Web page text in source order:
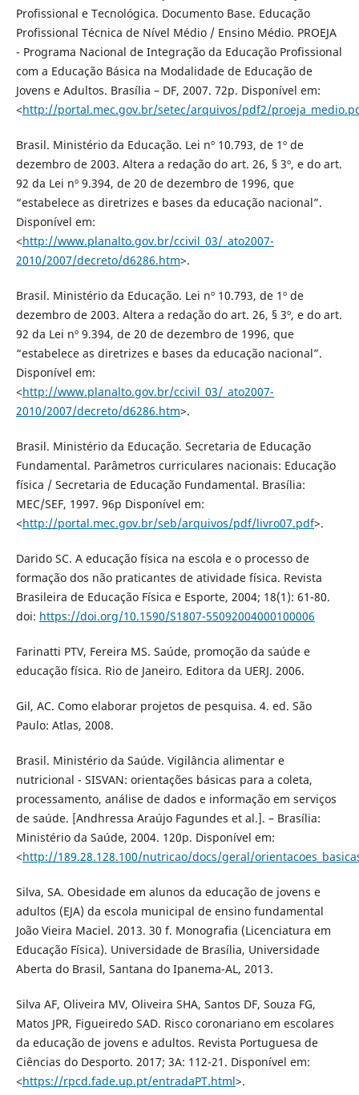
Profissional e Tecnológica. Documento Base. Educação
Profissional Técnica de Nível Médio / Ensino Médio. PROEJA
- Programa Nacional de Integração da Educação Profissional
com a Educação Básica na Modalidade de Educação de
Jovens e Adultos. Brasília – DF, 2007. 72p. Disponível em:
<http://portal.mec.gov.br/setec/arquivos/pdf2/
Brasil. Ministério da Educação. Lei nº 10.793, de 1º de
dezembro de 2003. Altera a redação do art. 26, § 3º, e do art.
92 da Lei nº 9.394, de 20 de dezembro de 1996, que
“estabelece as diretrizes e bases da educação nacional”.
Disponível em:
<http://www.planalto.gov.br/ccivil_03/_ato2007-
2010/2007/decreto/d6286.htm>.
Brasil. Ministério da Educação. Lei nº 10.793, de 1º de
dezembro de 2003. Altera a redação do art. 26, § 3º, e do art.
92 da Lei nº 9.394, de 20 de dezembro de 1996, que
“estabelece as diretrizes e bases da educação nacional”.
Disponível em:
<http://www.planalto.gov.br/ccivil_03/_ato2007-
2010/2007/decreto/d6286.htm>.
Brasil. Ministério da Educação. Secretaria de Educação
Fundamental. Parâmetros curriculares nacionais: Educação
física / Secretaria de Educação Fundamental. Brasília:
MEC/SEF, 1997. 96p Disponível em:
<http://portal.mec.gov.br/seb/arquivos/pdf/livro07.pdf>.
Darido SC. A educação física na escola e o processo de
formação dos não praticantes de atividade física. Revista
Brasileira de Educação Física e Esporte, 2004; 18(1): 61-80.
doi: https://doi.org/10.1590/S1807-55092004000100006
Farinatti PTV, Fereira MS. Saúde, promoção da saúde e
educação física. Rio de Janeiro. Editora da UERJ. 2006.
Gil, AC. Como elaborar projetos de pesquisa. 4. ed. São
Paulo: Atlas, 2008.
Brasil. Ministério da Saúde. Vigilância alimentar e
nutricional - SISVAN: orientações básicas para a coleta,
processamento, análise de dados e informação em serviços
de saúde. [Andhressa Araújo Fagundes et al.]. – Brasília:
Ministério da Saúde, 2004. 120p. Disponível em:
<http://189.28.128.100/nutricao/docs/geral/
Silva, SA. Obesidade em alunos da educação de jovens e
adultos (EJA) da escola municipal de ensino fundamental
João Vieira Maciel. 2013. 30 f. Monografia (Licenciatura em
Educação Física). Universidade de Brasília, Universidade
Aberta do Brasil, Santana do Ipanema-AL, 2013.
Silva AF, Oliveira MV, Oliveira SHA, Santos DF, Souza FG,
Matos JPR, Figueiredo SAD. Risco coronariano em escolares
da educação de jovens e adultos. Revista Portuguesa de
Ciências do Desporto. 2017; 3A: 112-21. Disponível em:
<https://rpcd.fade.up.pt/entradaPT.html>.